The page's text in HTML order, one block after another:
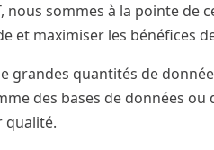
nous sommes à la pointe
et maximiser les bénéfices
grandes quantités de
des bases de données ou
qualité.